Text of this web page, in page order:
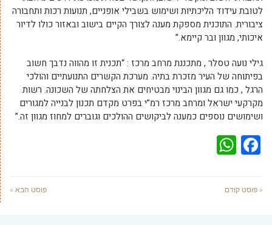
לטובת עידוד הליכתיות ושימוש בשבילי אופניים, תנועות רכות ותחבורה
ציבורית. התוכנית מספקת מענה לצורך הקיים בישוב ובאזור כולו לדיור
איכותי, מגוון ובר קיימא.”
גילי נועה טסלר , מתכננת מרחב מרכז : “תכנית זו מהווה נדבך חשוב
בפיתוחה של העיר מזכרת בתיה. מערכת הקשרים התנועתיים והולכי
הרגל , כמו גם מגוון הבינוי מבטיחים את הצלחתה של השכונה. רשות
מקרקעי ישראל ומרחב מרכז רמ”י בפרט מקדם תכנון לבנייה למגורים
ושימושים נוספים כמענה לביקושים ההולכים וגוברים למחוז מגוון זה.”
Facebook
« פוסט קודם פוסט הבא »